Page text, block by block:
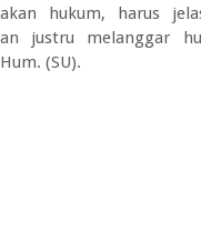
hukum, harus
justru melanggar
(SU).